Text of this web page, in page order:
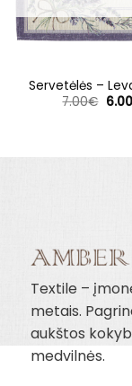
Servetėlės –
7.00€ 6.00
Textile –
metais.
aukštos
medvilnės.